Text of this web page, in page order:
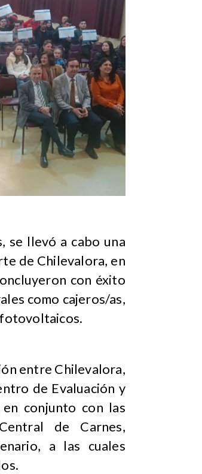
se llevó a cabo una
de Chilevalora, en
con éxito
como cajeros/as,
entre Chilevalora,
de Evaluación y
conjunto con las
de Carnes,
a las cuales